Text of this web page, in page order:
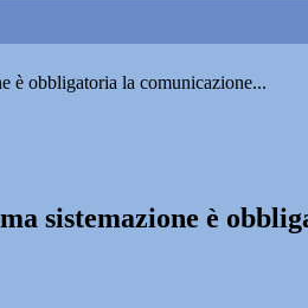
è obbligatoria la comunicazione...
sistemazione è